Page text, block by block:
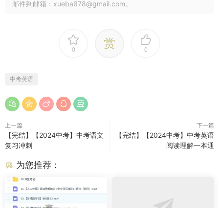
邮件到邮箱：xueba678@gmail.com。
0 赏 0
中考英语
上一篇
【完结】【2024中考】中考语文
复习冲刺
下一篇
【完结】【2024中考】中考英语
阅读理解一本通
为您推荐：